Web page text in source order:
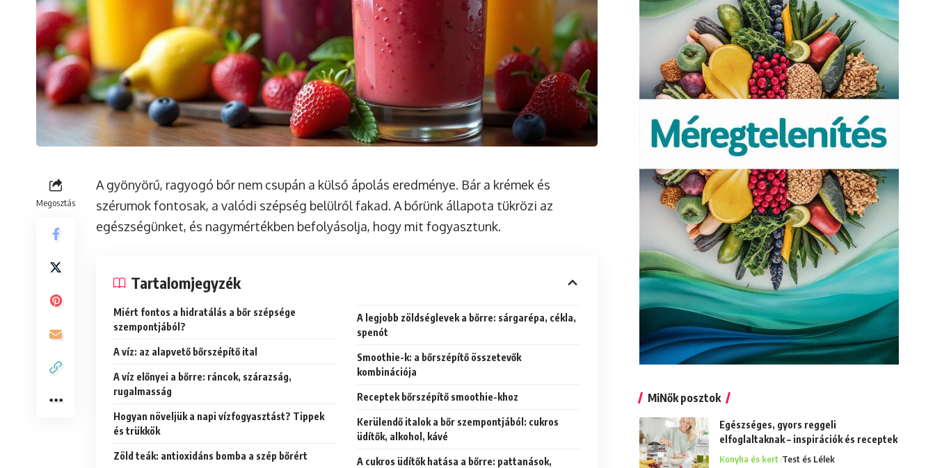
Megosztás
A gyönyörű, ragyogó bőr nem csupán a külső ápolás eredménye. Bár a krémek és
szérumok fontosak, a valódi szépség belülről fakad. A bőrünk állapota tükrözi az
egészségünket, és nagymértékben befolyásolja, hogy mit fogyasztunk.
Tartalomjegyzék
Miért fontos a hidratálás a bőr szépsége
szempontjából?
A víz: az alapvető bőrszépítő ital
A víz előnyei a bőrre: ráncok, szárazság,
rugalmasság
Hogyan növeljük a napi vízfogyasztást? Tippek
és trükkök
Zöld teák: antioxidáns bomba a szép bőrért
A legjobb zöldséglevek a bőrre: sárgarépa, cékla,
spenót
Smoothie-k: a bőrszépítő összetevők
kombinációja
Receptek bőrszépítő smoothie-khoz
Kerülendő italok a bőr szempontjából: cukros
üdítők, alkohol, kávé
A cukros üdítők hatása a bőrre: pattanások,
MiNők posztok
Egészséges, gyors reggeli
elfoglaltaknak – inspirációk és receptek
Konyha és kert Test és Lélek